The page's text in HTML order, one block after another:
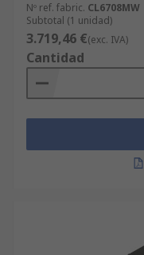
Nº ref. fabric. CL6708MW
Subtotal (1 unidad)
3.719,46 €(exc. IVA)
Cantidad